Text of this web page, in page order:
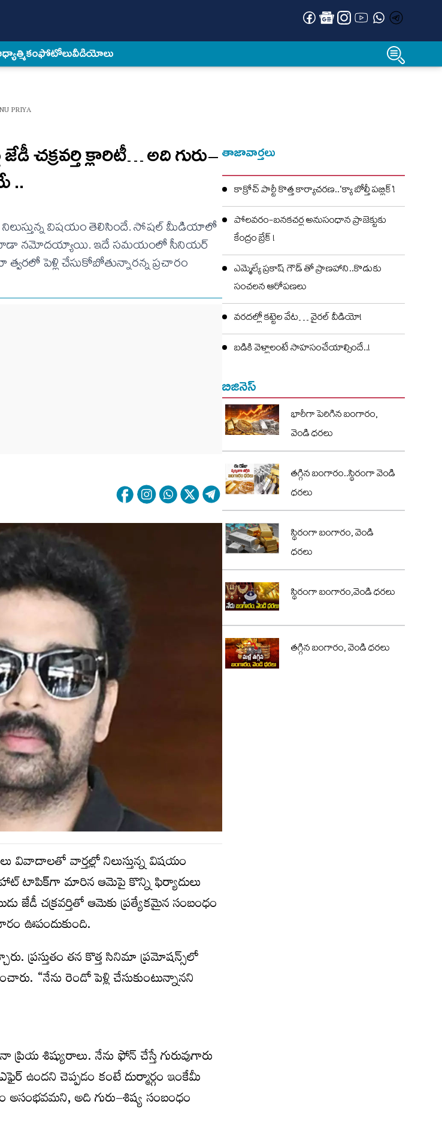
ఫోటోలువీడియోలు
PRIYA
చక్రవర్తి క్లారిటీ… అది గురు–
..
నిలుస్తున్న విషయం తెలిసిందే. సోషల్ మీడియాలో
కూడా నమోదయ్యాయి. ఇదే సమయంలో సీనియర్
త్వరలో పెళ్లి చేసుకోబోతున్నారన్న ప్రచారం
వివాదాలతో వార్తల్లో నిలుస్తున్న విషయం
టాపిక్‌గా మారిన ఆమెపై కొన్ని ఫిర్యాదులు
చ‌క్ర‌వ‌ర్తితో ఆమెకు ప్రత్యేకమైన సంబంధం
ఊపందుకుంది.
ప్రస్తుతం తన కొత్త సినిమా ప్రమోషన్స్‌లో
“నేను రెండో పెళ్లి చేసుకుంటున్నానని
శిష్యురాలు. నేను ఫోన్ చేస్తే గురువుగారు
ఉందని చెప్పడం కంటే దుర్మార్గం ఇంకేమీ
అసంభవమని, అది గురు–శిష్య సంబంధం
తాజావార్తలు
కాక్రోచ్ పార్టీ కొత్త కార్యాచరణ..‘క్యా బోల్తీ పబ్లిక్’!
పోలవరం-బనకచర్ల అనుసంధాన ప్రాజెక్టుకు
కేంద్రం బ్రేక్ !
ఎమ్మెల్యే ప్రకాష్ గౌడ్ తో ప్రాణహాని..కొడుకు
సంచలన ఆరోపణలు
వరదల్లో కట్టెల వేట… వైరల్ వీడియో!
బడికి వెళ్లాలంటే సాహసంచేయాల్సిందే..!
బిజినెస్
భారీగా పెరిగిన బంగారం,
వెండి ధరలు
తగ్గిన బంగారం..స్థిరంగా వెండి
ధరలు
స్థిరంగా బంగారం, వెండి
ధరలు
స్థిరంగా బంగారం,వెండి ధరలు
తగ్గిన బంగారం, వెండి ధరలు